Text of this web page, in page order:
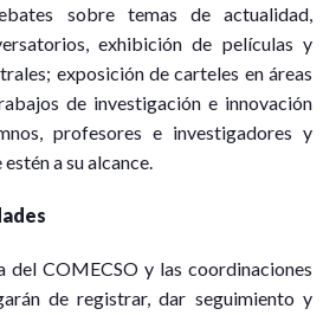
sobre temas de actualidad,
exhibición de películas y
exposición de carteles en áreas
de investigación e innovación
profesores e investigadores y
a su alcance.
del COMECSO y las coordinaciones
de registrar, dar seguimiento y